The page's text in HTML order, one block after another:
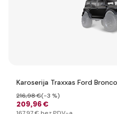
Karoserija Traxxas Ford
209,96 €
216,98 €(-3 %)